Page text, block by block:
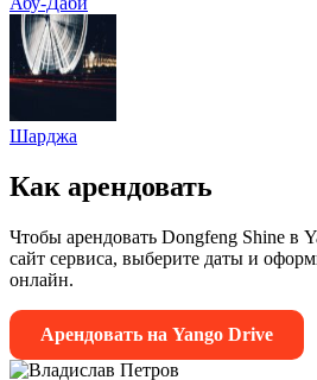
Шарджа
Как арендовать
Чтобы арендовать Dongfeng Shine в
сайт сервиса, выберите даты и
онлайн.
Арендовать на Yango Drive